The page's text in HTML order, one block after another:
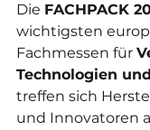
Die FACHPACK
wichtigsten
Fachmessen für
Technologien
treffen sich
und Innovatoren